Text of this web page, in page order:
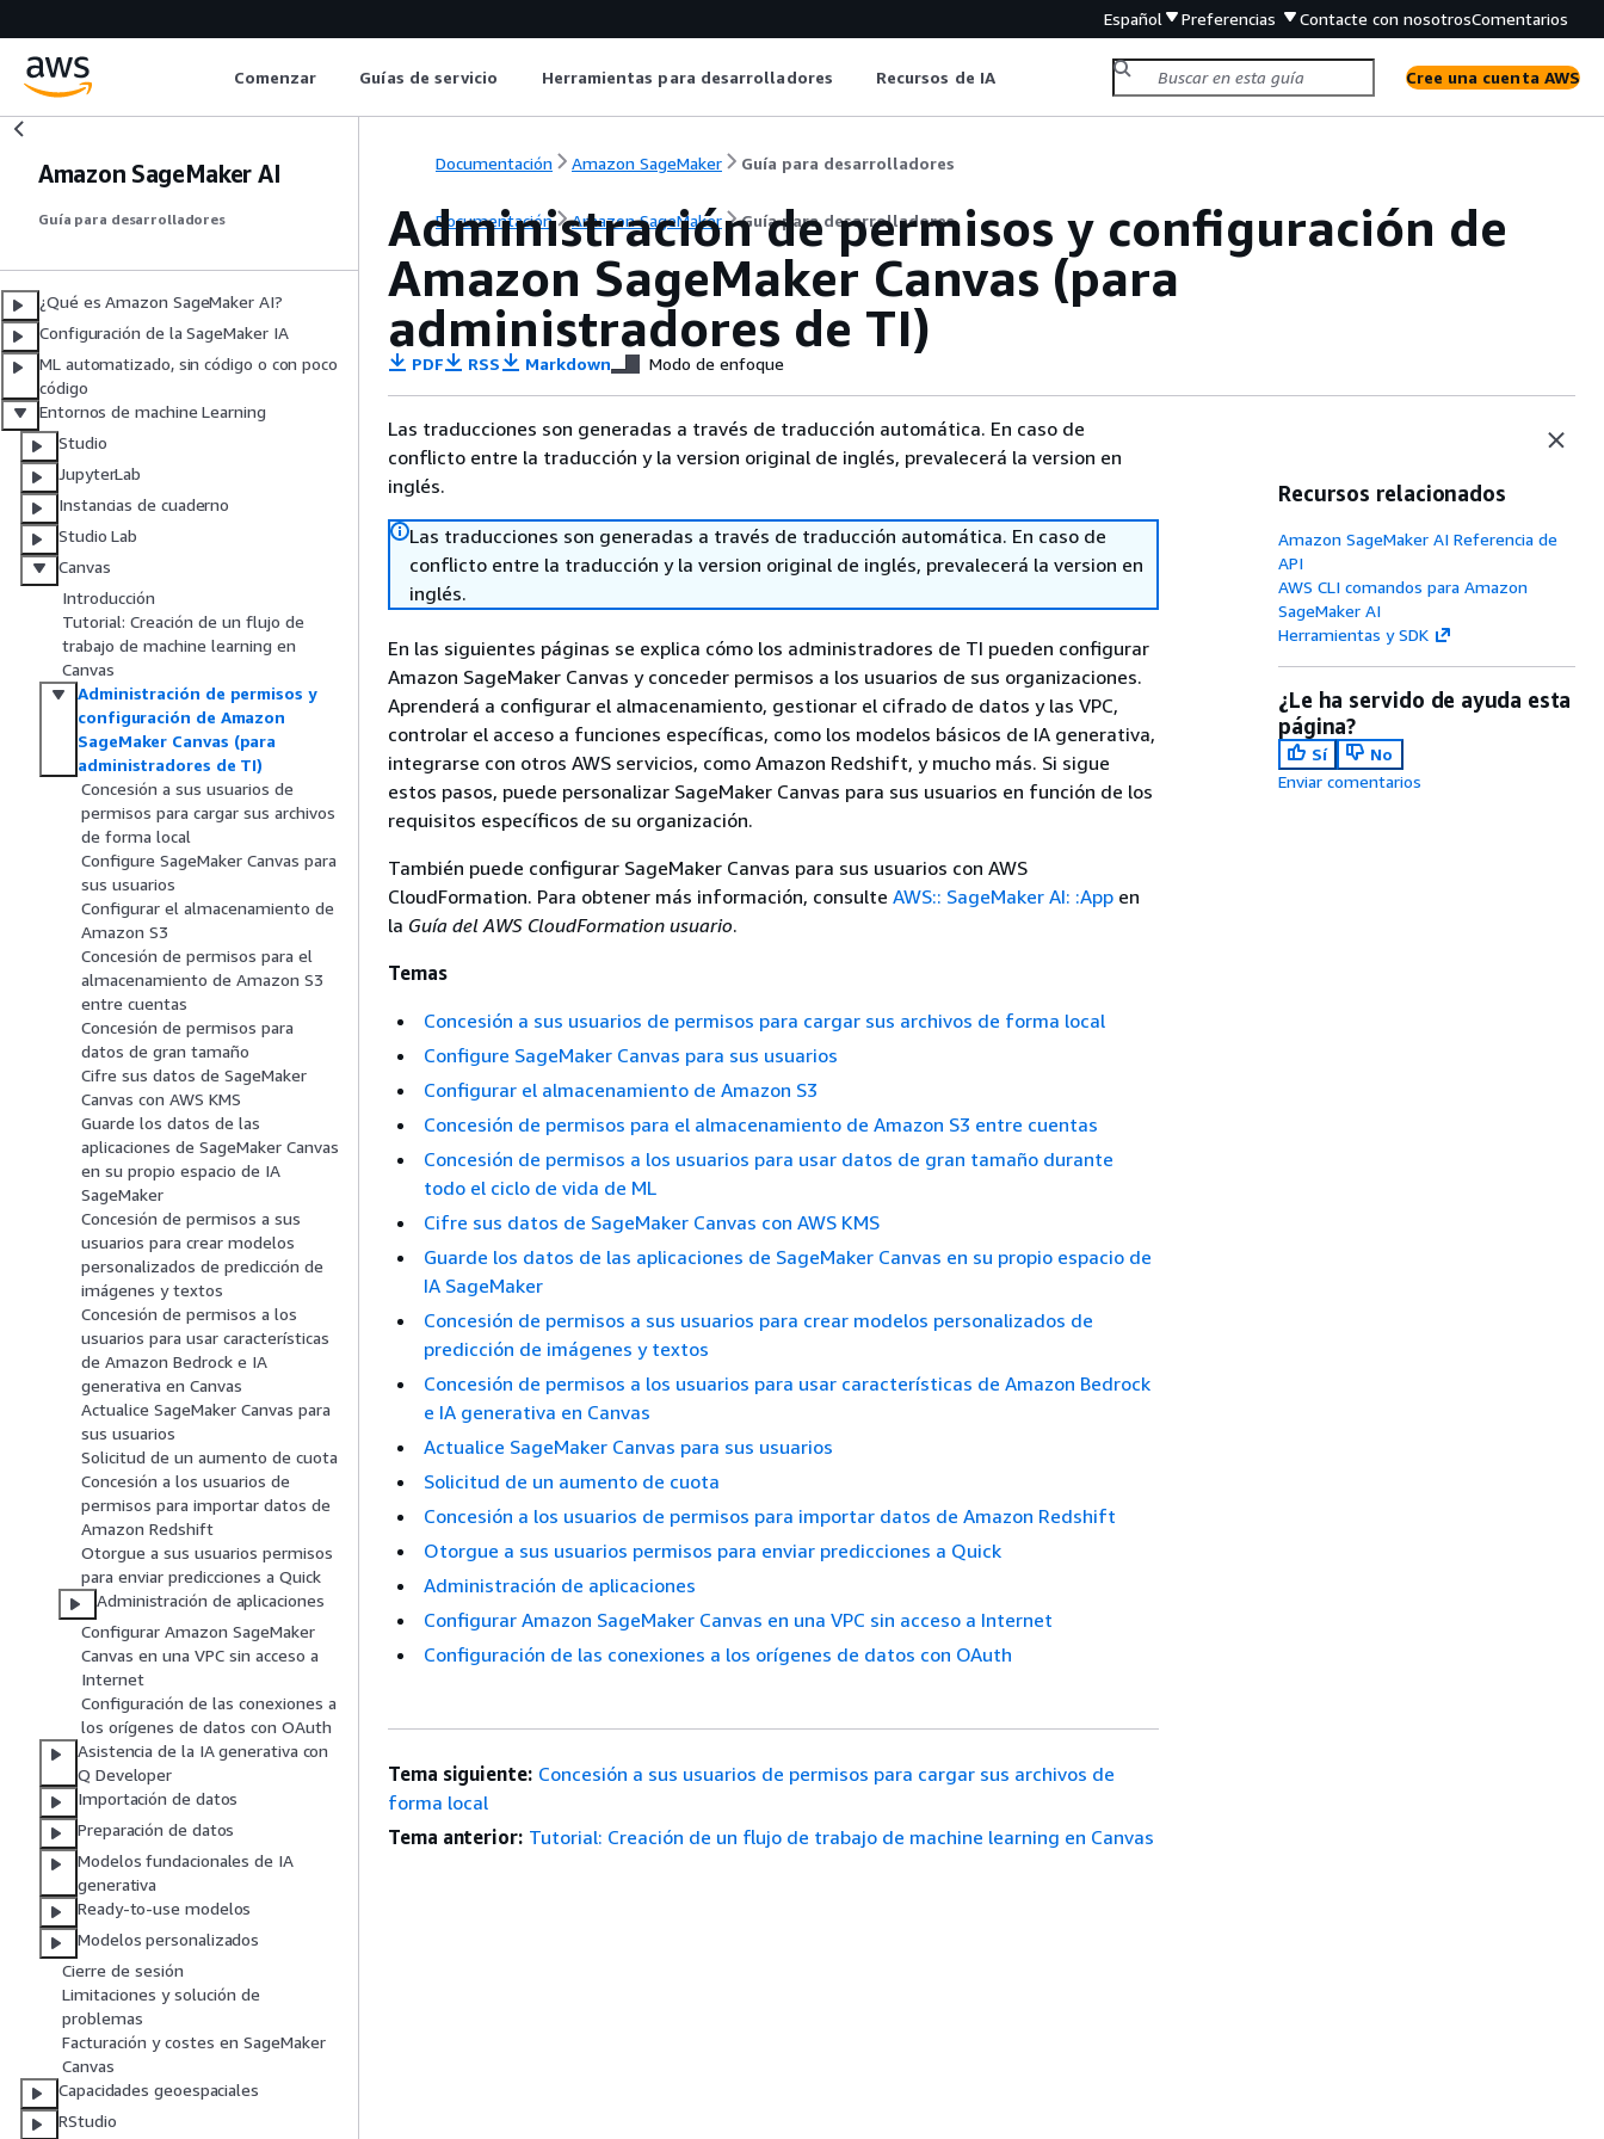
Español Preferencias Contacte con nosotrosComentarios
Comenzar Guías de servicio Herramientas para desarrolladores Recursos de IA Cree una cuenta AWS
Amazon SageMaker AI
Guía para desarrolladores
¿Qué es Amazon SageMaker AI?
Configuración de la SageMaker IA
ML automatizado, sin código o con poco
código
Entornos de machine Learning
Studio
JupyterLab
Instancias de cuaderno
Studio Lab
Canvas
Introducción
Tutorial: Creación de un flujo de
trabajo de machine learning en
Canvas
Administración de permisos y
configuración de Amazon
SageMaker Canvas (para
administradores de TI)
Concesión a sus usuarios de
permisos para cargar sus archivos
de forma local
Configure SageMaker Canvas para
sus usuarios
Configurar el almacenamiento de
Amazon S3
Concesión de permisos para el
almacenamiento de Amazon S3
entre cuentas
Concesión de permisos para
datos de gran tamaño
Cifre sus datos de SageMaker
Canvas con AWS KMS
Guarde los datos de las
aplicaciones de SageMaker Canvas
en su propio espacio de IA
SageMaker
Concesión de permisos a sus
usuarios para crear modelos
personalizados de predicción de
imágenes y textos
Concesión de permisos a los
usuarios para usar características
de Amazon Bedrock e IA
generativa en Canvas
Actualice SageMaker Canvas para
sus usuarios
Solicitud de un aumento de cuota
Concesión a los usuarios de
permisos para importar datos de
Amazon Redshift
Otorgue a sus usuarios permisos
para enviar predicciones a Quick
Administración de aplicaciones
Configurar Amazon SageMaker
Canvas en una VPC sin acceso a
Internet
Configuración de las conexiones a
los orígenes de datos con OAuth
Asistencia de la IA generativa con
Q Developer
Importación de datos
Preparación de datos
Modelos fundacionales de IA
generativa
Ready-to-use modelos
Modelos personalizados
Cierre de sesión
Limitaciones y solución de
problemas
Facturación y costes en SageMaker
Canvas
Capacidades geoespaciales
RStudio
Documentación Amazon SageMaker Guía para desarrolladores
Documentación Amazon SageMaker Guía para desarrolladores
Administración de permisos y configuración de
Amazon SageMaker Canvas (para
administradores de TI)
PDF RSS Markdown Modo de enfoque
Las traducciones son generadas a través de traducción automática. En caso de
conflicto entre la traducción y la version original de inglés, prevalecerá la version en
inglés.
Las traducciones son generadas a través de traducción automática. En caso de
conflicto entre la traducción y la version original de inglés, prevalecerá la version en
inglés.
En las siguientes páginas se explica cómo los administradores de TI pueden configurar
Amazon SageMaker Canvas y conceder permisos a los usuarios de sus organizaciones.
Aprenderá a configurar el almacenamiento, gestionar el cifrado de datos y las VPC,
controlar el acceso a funciones específicas, como los modelos básicos de IA generativa,
integrarse con otros AWS servicios, como Amazon Redshift, y mucho más. Si sigue
estos pasos, puede personalizar SageMaker Canvas para sus usuarios en función de los
requisitos específicos de su organización.
También puede configurar SageMaker Canvas para sus usuarios con AWS
CloudFormation. Para obtener más información, consulte AWS:: SageMaker AI: :App en
la Guía del AWS CloudFormation usuario.
Temas
Concesión a sus usuarios de permisos para cargar sus archivos de forma local
Configure SageMaker Canvas para sus usuarios
Configurar el almacenamiento de Amazon S3
Concesión de permisos para el almacenamiento de Amazon S3 entre cuentas
Concesión de permisos a los usuarios para usar datos de gran tamaño durante
todo el ciclo de vida de ML
Cifre sus datos de SageMaker Canvas con AWS KMS
Guarde los datos de las aplicaciones de SageMaker Canvas en su propio espacio de
IA SageMaker
Concesión de permisos a sus usuarios para crear modelos personalizados de
predicción de imágenes y textos
Concesión de permisos a los usuarios para usar características de Amazon Bedrock
e IA generativa en Canvas
Actualice SageMaker Canvas para sus usuarios
Solicitud de un aumento de cuota
Concesión a los usuarios de permisos para importar datos de Amazon Redshift
Otorgue a sus usuarios permisos para enviar predicciones a Quick
Administración de aplicaciones
Configurar Amazon SageMaker Canvas en una VPC sin acceso a Internet
Configuración de las conexiones a los orígenes de datos con OAuth
Recursos relacionados
Amazon SageMaker AI Referencia de
API
AWS CLI comandos para Amazon
SageMaker AI
Herramientas y SDK
¿Le ha servido de ayuda esta
página?
Sí
No
Enviar comentarios
Tema siguiente: Concesión a sus usuarios de permisos para cargar sus archivos de
forma local
Tema anterior: Tutorial: Creación de un flujo de trabajo de machine learning en Canvas